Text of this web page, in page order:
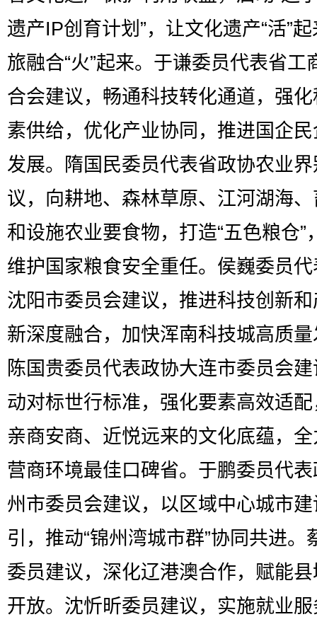
遗产IP创育计划”，让文化遗产“活”
旅融合“火”起来。于谦委员代表省工
合会建议，畅通科技转化通道，强
素供给，优化产业协同，推进国企
发展。隋国民委员代表省政协农业
议，向耕地、森林草原、江河湖海
和设施农业要食物，打造“五色粮仓”
维护国家粮食安全重任。侯巍委员
沈阳市委员会建议，推进科技创新
新深度融合，加快浑南科技城高质
陈国贵委员代表政协大连市委员会
动对标世行标准，强化要素高效适
亲商安商、近悦远来的文化底蕴，
营商环境最佳口碑省。于鹏委员代
州市委员会建议，以区域中心城市
引，推动“锦州湾城市群”协同共进。
委员建议，深化辽港澳合作，赋能
开放。沈忻昕委员建议，实施就业